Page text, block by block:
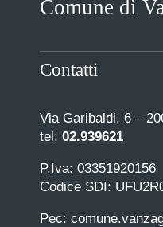
COMUNICAZIONE
Comune di
Contatti
Via Garibaldi, 6 –
tel: 02.939621
P.Iva: 03351920156
Codice SDI:
Pec: